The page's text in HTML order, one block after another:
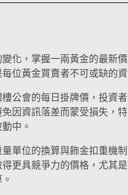
化，掌握一兩黃金的最新
位黃金買賣者不可或缺的資
公會的每日掛牌價，投資
因資訊落差而蒙受損失，
中。
單位的換算與飾金扣重機
更具競爭力的價格，尤其